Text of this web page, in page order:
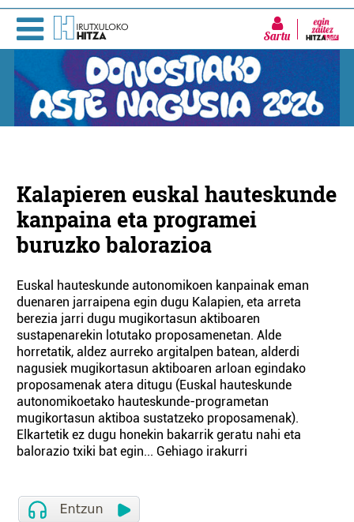
Sartu
Kalapieren euskal hauteskunde
kanpaina eta programei
buruzko balorazioa
Euskal hauteskunde autonomikoen kanpainak eman
duenaren jarraipena egin dugu Kalapien, eta arreta
berezia jarri dugu mugikortasun aktiboaren
sustapenarekin lotutako proposamenetan. Alde
horretatik, aldez aurreko argitalpen batean, alderdi
nagusiek mugikortasun aktiboaren arloan egindako
proposamenak atera ditugu (Euskal hauteskunde
autonomikoetako hauteskunde-programetan
mugikortasun aktiboa sustatzeko proposamenak).
Elkartetik ez dugu honekin bakarrik geratu nahi eta
balorazio txiki bat egin... Gehiago irakurri